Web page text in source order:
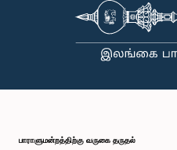
பாராளுமன்றத்திற்கு வருகை தருதல்